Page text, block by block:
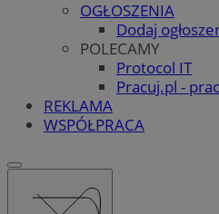
OGŁOSZENIA
Dodaj
POLECAMY
Protocol IT
Pracuj.pl -
REKLAMA
WSPÓŁPRACA